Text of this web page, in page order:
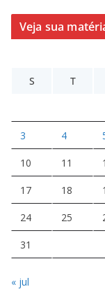
Veja sua
S
T
3 4
10 11
17 18
24 25
31
« jul